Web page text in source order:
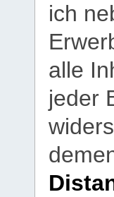
ich
alle
jeder